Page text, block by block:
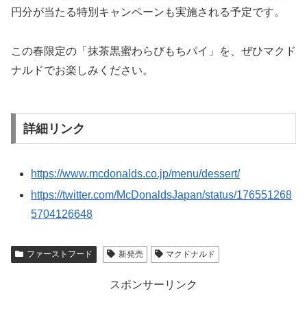
円分が当たる特別キャンペーンも実施される予定です。
この春限定の「抹茶黒蜜わらびもちパイ」を、ぜひマクド
ナルドでお楽しみください。
詳細リンク
https://www.mcdonalds.co.jp/menu/dessert/
https://twitter.com/McDonaldsJapan/status/176551268
5704126648
ファーストフード 新発売 マクドナルド
スポンサーリンク